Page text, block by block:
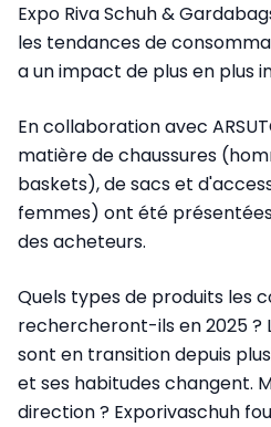
Expo Riva Schuh &
les tendances de
a un impact de plus en plus
En collaboration avec
matière de chaussures
baskets), de sacs et
femmes) ont été
des acheteurs.
Quels types de produits les
rechercheront-ils en 2025 ?
sont en transition depuis
et ses habitudes changent.
direction ? Exporivaschuh